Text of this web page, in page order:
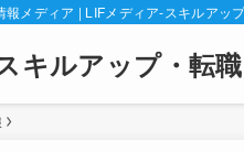
メディア | LIFメディア-スキルアッ
キルアップ・転職